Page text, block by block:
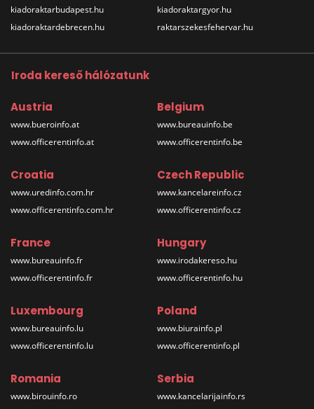
kiadoraktarbudapest.hu
kiadoraktardebrecen.hu
kiadoraktargyor.hu
raktarszekesfehervar.hu
Iroda kereső hálózatunk
Austria
www.bueroinfo.at
www.officerentinfo.at
Belgium
www.bureauinfo.be
www.officerentinfo.be
Croatia
www.uredinfo.com.hr
www.officerentinfo.com.hr
Czech Republic
www.kancelareinfo.cz
www.officerentinfo.cz
France
www.bureauinfo.fr
www.officerentinfo.fr
Hungary
www.irodakereso.hu
www.officerentinfo.hu
Luxembourg
www.bureauinfo.lu
www.officerentinfo.lu
Poland
www.biurainfo.pl
www.officerentinfo.pl
Romania
www.birouinfo.ro
Serbia
www.kancelarijainfo.rs